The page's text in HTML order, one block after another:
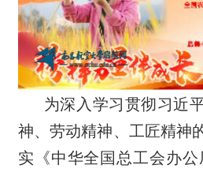
为深入学习贯彻习近
神、劳动精神、工匠精神
实《中华全国总工会办